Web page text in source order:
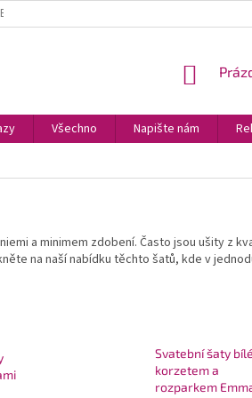
OSOBNÍ
Všechno Napište nám
a minimem zdobení. Často jsou ušity z
na naší nabídku těchto šatů, kde v
Svatební šaty
korzetem a
rozparkem